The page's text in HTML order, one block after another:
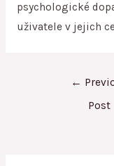
psychologické
uživatele v jejich
←
Post